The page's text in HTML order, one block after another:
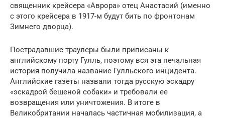
священник крейсера «Аврора» отец Анастасий (именно
с этого крейсера в 1917-м будут бить по фронтонам
Зимнего дворца).
Пострадавшие траулеры были приписаны к
английскому порту Гулль, поэтому вся эта печальная
история получила название Гулльского инцидента.
Английские газеты назвали тогда русскую эскадру
«эскадрой бешеной собаки» и требовали ее
возвращения или уничтожения. В итоге в
Великобритании началась частичная мобилизация, а